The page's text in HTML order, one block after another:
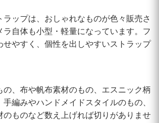
ップは、おしゃれなものが色々販売さ
ラ自体も小型・軽量になっています。フ
せやすく、個性を出しやすいストラップ
の、布や帆布素材のもの、エスニック柄
編みやハンドメイドスタイルのもの、
のものなど数え上げれば切りがありませ